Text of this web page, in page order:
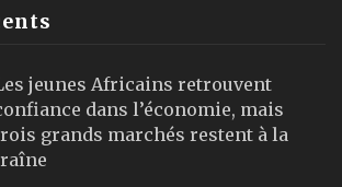
jeunes Africains retrouvent
dans l’économie, mais
grands marchés restent à la